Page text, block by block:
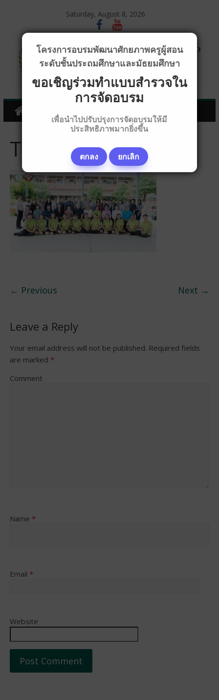
Saturday, August 8, 2026
TT_T1733
← Previous Next →
Leave a Reply
Your email address will not be published. Required fields
are marked *
Comment
Name *
Email *
Website
โครงการอบรมพัฒนาศักยภาพครูผู้สอน
ระดับชั้นประถมศึกษาและมัธยมศึกษา
ขอเชิญร่วมทำแบบสำรวจใน
การจัดอบรม
เพื่อนำไปปรับปรุงการจัดอบรมให้มี
ประสิทธิภาพมากยิ่งขึ้น
ตกลง ยกเลิก